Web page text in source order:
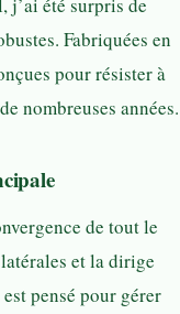
Fabriquées en
pour résister à
nombreuses années.
de tout le
et la dirige
pensé pour gérer